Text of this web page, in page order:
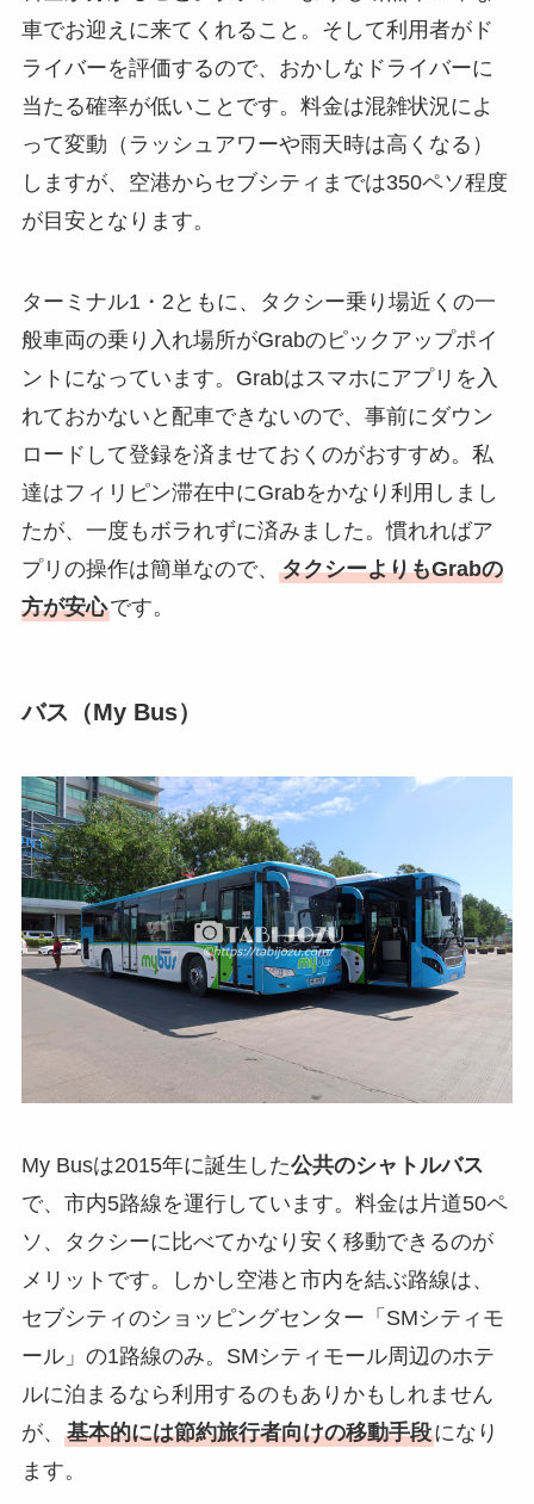
車でお迎えに来てくれること。そして利用者がド
ライバーを評価するので、おかしなドライバーに
当たる確率が低いことです。料金は混雑状況によ
って変動（ラッシュアワーや雨天時は高くなる）
しますが、空港からセブシティまでは350ペソ程度
が目安となります。
ターミナル1・2ともに、タクシー乗り場近くの一
般車両の乗り入れ場所がGrabのピックアップポイ
ントになっています。Grabはスマホにアプリを入
れておかないと配車できないので、事前にダウン
ロードして登録を済ませておくのがおすすめ。私
達はフィリピン滞在中にGrabをかなり利用しまし
たが、一度もボラれずに済みました。慣れればア
プリの操作は簡単なので、 タクシーよりもGrabの
方が安心です。
バス（My Bus）
My Busは2015年に誕生した公共のシャトルバス
で、市内5路線を運行しています。料金は片道50ペ
ソ、タクシーに比べてかなり安く移動できるのが
メリットです。しかし空港と市内を結ぶ路線は、
セブシティのショッピングセンター「SMシティモ
ール」の1路線のみ。SMシティモール周辺のホテ
ルに泊まるなら利用するのもありかもしれません
が、 基本的には節約旅行者向けの移動手段になり
ます。